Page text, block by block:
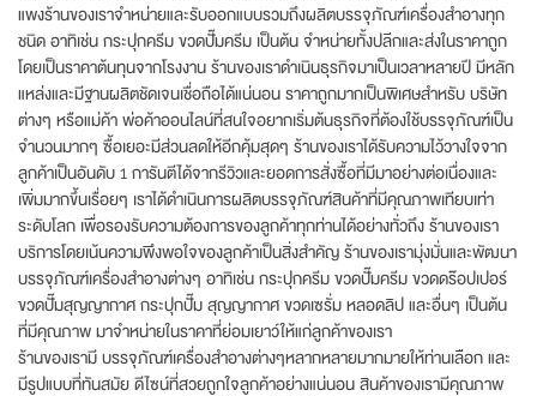
แพงร้านของเราจำหน่ายและรับออกแบบรวมถึงผลิตบรรจุภัณฑ์เครื่องสำอางทุก
ชนิด อาทิเช่น กระปุกครีม ขวดปั๊มครีม เป็นต้น จำหน่ายทั้งปลีกและส่งในราคาถูก
โดยเป็นราคาต้นทุนจากโรงงาน ร้านของเราดำเนินธุรกิจมาเป็นเวลาหลายปี มีหลัก
แหล่งและมีฐานผลิตชัดเจนเชื่อถือได้แน่นอน ราคาถูกมากเป็นพิเศษสำหรับ บริษัท
ต่างๆ หรือแม่ค้า พ่อค้าออนไลน์ที่สนใจอยากเริ่มต้นธุรกิจที่ต้องใช้บรรจุภัณฑ์เป็น
จำนวนมากๆ ซื้อเยอะมีส่วนลดให้อีกคุ้มสุดๆ ร้านของเราได้รับความไว้วางใจจาก
ลูกค้าเป็นอันดับ 1 การันตีได้จากรีวิวและยอดการสั่งซื้อที่มีมาอย่างต่อเนื่องและ
เพิ่มมากขึ้นเรื่อยๆ เราได้ดำเนินการผลิตบรรจุภัณฑ์สินค้าที่มีคุณภาพเทียบเท่า
ระดับโลก เพื่อรองรับความต้องการของลูกค้าทุกท่านได้อย่างทั่วถึง ร้านของเรา
บริการโดยเน้นความพึงพอใจของลูกค้าเป็นสิ่งสำคัญ ร้านของเรามุ่งมั่นและพัฒนา
บรรจุภัณฑ์เครื่องสำอางต่างๆ อาทิเช่น กระปุกครีม ขวดปั๊มครีม ขวดดร๊อปเปอร์
ขวดปั๊มสุญญากาศ กระปุกปั๊ม สุญญากาศ ขวดเซรั่ม หลอดลิป และอื่นๆ เป็นต้น
ที่มีคุณภาพ มาจำหน่ายในราคาที่ย่อมเยาว์ให้แก่ลูกค้าของเรา
ร้านของเรามี บรรจุภัณฑ์เครื่องสำอางต่างๆหลากหลายมากมายให้ท่านเลือก และ
มีรูปแบบที่ทันสมัย ดีไซน์ที่สวยถูกใจลูกค้าอย่างแน่นอน สินค้าของเรามีคุณภาพ